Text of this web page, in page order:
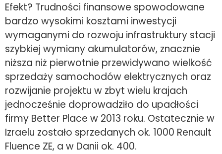
Efekt? Trudności finansowe spowodowane
bardzo wysokimi kosztami inwestycji
wymaganymi do rozwoju infrastruktury stacji
szybkiej wymiany akumulatorów, znacznie
niższa niż pierwotnie przewidywano wielkość
sprzedaży samochodów elektrycznych oraz
rozwijanie projektu w zbyt wielu krajach
jednocześnie doprowadziło do upadłości
firmy Better Place w 2013 roku. Ostatecznie w
Izraelu zostało sprzedanych ok. 1000 Renault
Fluence ZE, a w Danii ok. 400.